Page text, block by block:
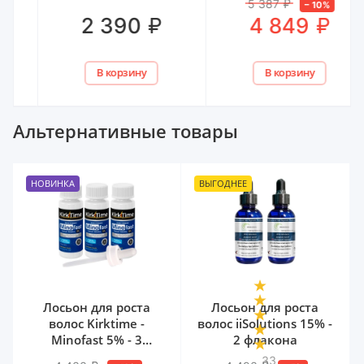
2 390 ₽
В корзину
5 387 ₽ –10 %
4 849 ₽
В корзину
Альтернативные товары
НОВИНКА
Лосьон для роста
волос Kirktime -
Minofast 5% - 3
ВЫГОДНЕЕ
33
Лосьон для роста
волос iiSolutions 15% -
2 флакона